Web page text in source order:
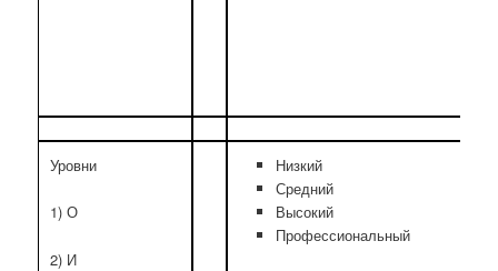
Уровни
1) О
2) И
Низкий
Средний
Высокий
Профессиональный